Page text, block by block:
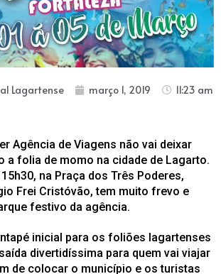
Lagartense março 1, 2019
11:23 am
Agência de Viagens não vai deixar
a folia de momo na cidade de Lagarto.
na Praça dos Três Poderes,
Frei Cristóvão, tem muito frevo e
festivo da agência.
inicial para os foliões lagartenses
divertidíssima para quem vai viajar
de colocar o município e os turistas